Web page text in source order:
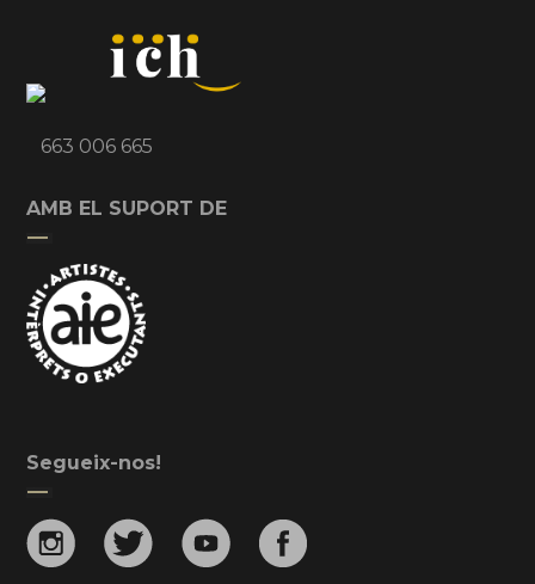
663 006 665
AMB EL SUPORT DE
Segueix-nos!